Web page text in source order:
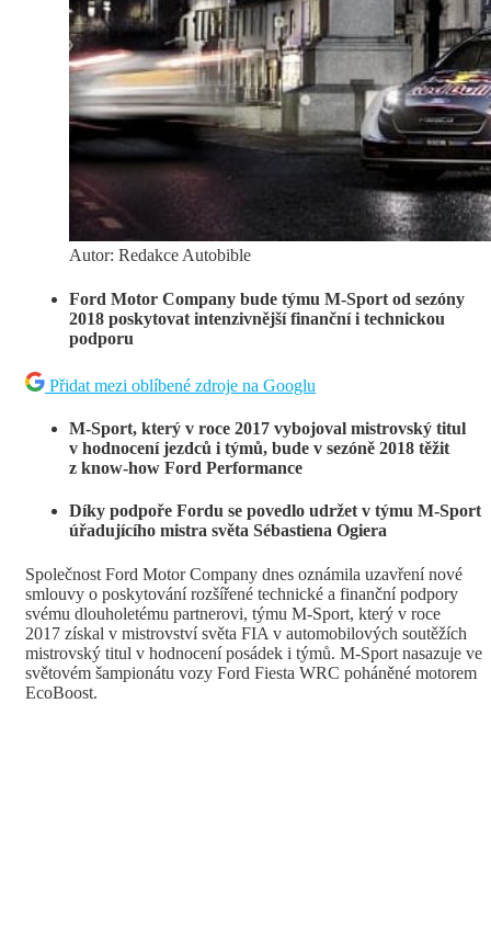
Autor: Redakce Autobible
Ford Motor Company bude týmu M-Sport od sezóny
2018 poskytovat intenzivnější finanční i technickou
podporu
Přidat mezi oblíbené zdroje na Googlu
M-Sport, který v roce 2017 vybojoval mistrovský titul
v hodnocení jezdců i týmů, bude v sezóně 2018 těžit
z know-how Ford Performance
Díky podpoře Fordu se povedlo udržet v týmu M-Sport
úřadujícího mistra světa Sébastiena Ogiera
Společnost Ford Motor Company dnes oznámila uzavření nové
smlouvy o poskytování rozšířené technické a finanční podpory
svému dlouholetému partnerovi, týmu M-Sport, který v roce
2017 získal v mistrovství světa FIA v automobilových soutěžích
mistrovský titul v hodnocení posádek i týmů. M-Sport nasazuje ve
světovém šampionátu vozy Ford Fiesta WRC poháněné motorem
EcoBoost.